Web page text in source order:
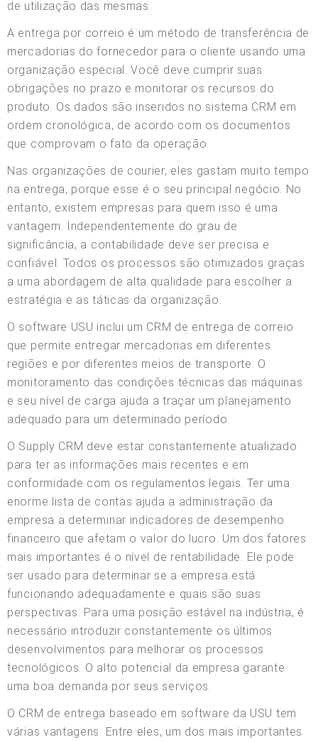
de utilização das mesmas.
A entrega por correio é um método de transferência de
mercadorias do fornecedor para o cliente usando uma
organização especial. Você deve cumprir suas
obrigações no prazo e monitorar os recursos do
produto. Os dados são inseridos no sistema CRM em
ordem cronológica, de acordo com os documentos
que comprovam o fato da operação.
Nas organizações de courier, eles gastam muito tempo
na entrega, porque esse é o seu principal negócio. No
entanto, existem empresas para quem isso é uma
vantagem. Independentemente do grau de
significância, a contabilidade deve ser precisa e
confiável. Todos os processos são otimizados graças
a uma abordagem de alta qualidade para escolher a
estratégia e as táticas da organização.
O software USU inclui um CRM de entrega de correio
que permite entregar mercadorias em diferentes
regiões e por diferentes meios de transporte. O
monitoramento das condições técnicas das máquinas
e seu nível de carga ajuda a traçar um planejamento
adequado para um determinado período.
O Supply CRM deve estar constantemente atualizado
para ter as informações mais recentes e em
conformidade com os regulamentos legais. Ter uma
enorme lista de contas ajuda a administração da
empresa a determinar indicadores de desempenho
financeiro que afetam o valor do lucro. Um dos fatores
mais importantes é o nível de rentabilidade. Ele pode
ser usado para determinar se a empresa está
funcionando adequadamente e quais são suas
perspectivas. Para uma posição estável na indústria, é
necessário introduzir constantemente os últimos
desenvolvimentos para melhorar os processos
tecnológicos. O alto potencial da empresa garante
uma boa demanda por seus serviços.
O CRM de entrega baseado em software da USU tem
várias vantagens. Entre eles, um dos mais importantes